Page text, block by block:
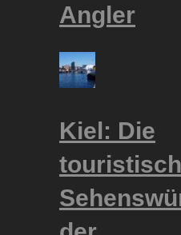
Angler
Kiel: Die